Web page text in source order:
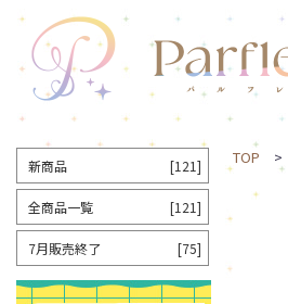
TOP >
新商品 [121]
全商品一覧 [121]
7月販売終了 [75]